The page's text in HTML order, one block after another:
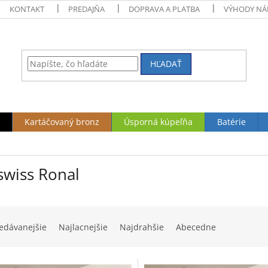
KONTAKT PREDAJŇA DOPRAVA A PLATBA VÝHODY
HĽADAŤ
Kartáčovaný bronz Úsporná kúpeľňa Batérie
Ronal
Najlacnejšie Najdrahšie Abecedne